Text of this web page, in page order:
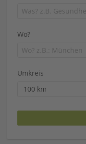
Wo?
Umkreis